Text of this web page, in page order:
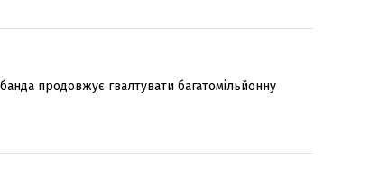
продовжує гвалтувати багатомільйонну